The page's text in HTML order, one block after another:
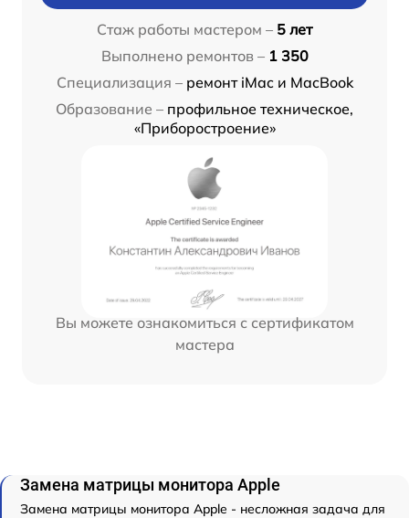
Стаж работы мастером – 5 лет
Выполнено ремонтов – 1 350
Специализация – ремонт iMac и MacBook
Образование – профильное техническое,
«Приборостроение»
Вы можете ознакомиться с сертификатом
мастера
Замена матрицы монитора Apple
Замена матрицы монитора Apple - несложная задача для